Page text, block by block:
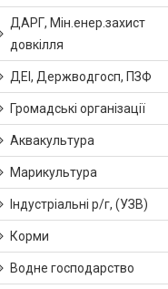
ДАРГ, Мін.енер.захист
довкілля
ДЕІ, Держводгосп, ПЗФ
Громадські організації
Аквакультура
Марикультура
Індустріальні р/г, (УЗВ)
Корми
Водне господарство